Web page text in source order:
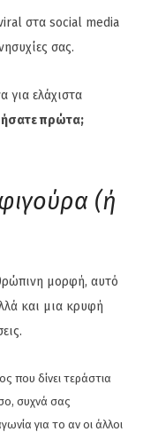
στα social media
σας.
για ελάχιστα
πρώτα;
(ή
μορφή, αυτό
και μια κρυφή
που δίνει τεράστια
συχνά σας
για το αν οι άλλοι